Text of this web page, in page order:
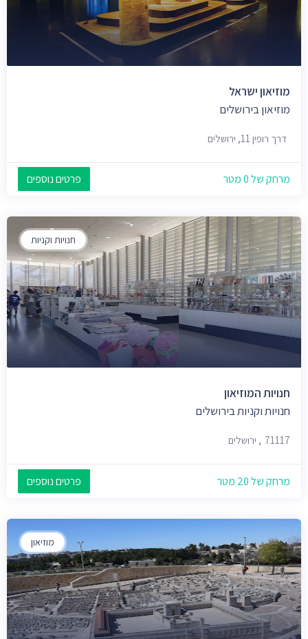
מוזיאון ישראל
מוזיאון בירושלים
דרך רופין 11, ירושלים
מרחק של 0 מטר פרטים נוספים
חנויות וקניות
חנויות המוזיאון
חנויות וקניות בירושלים
71117, ירושלים
מרחק של 20 מטר פרטים נוספים
מוזיאון